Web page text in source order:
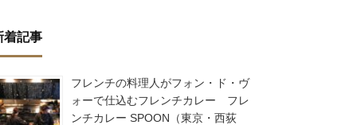
着記事
フレンチの料理人がフォン・ド・ヴ
ォーで仕込むフレンチカレー フレ
ンチカレー SPOON（東京・西荻